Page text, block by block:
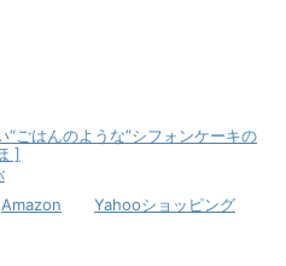
“ごはんのような”シフォンケーキの
]
Amazon Yahooショッピング